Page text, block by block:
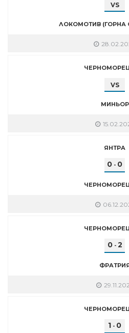
VS
ЛОКОМОТИВ (ГОРНА
ЧЕРНОМОРЕЦ
VS
МИНЬОР
ЯНТРА
0 - 0
ЧЕРНОМОРЕЦ
ЧЕРНОМОРЕЦ
0- 2
ЧЕРНОМОРЕЦ
1 - 0